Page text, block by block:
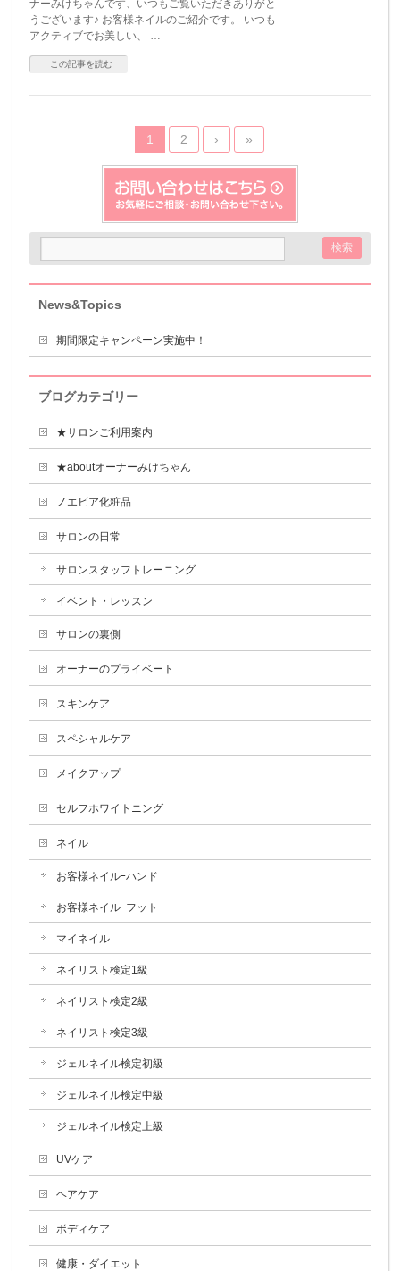
ナーみけちゃんです、いつもご覧いただきありがと
うございます♪ お客様ネイルのご紹介です。 いつも
アクティブでお美しい、 …
この記事を読む
1 2 › »
News&Topics
期間限定キャンペーン実施中！
ブログカテゴリー
★サロンご利用案内
★aboutオーナーみけちゃん
ノエビア化粧品
サロンの日常
サロンスタッフトレーニング
イベント・レッスン
サロンの裏側
オーナーのプライベート
スキンケア
スペシャルケア
メイクアップ
セルフホワイトニング
ネイル
お客様ネイルｰハンド
お客様ネイルｰフット
マイネイル
ネイリスト検定1級
ネイリスト検定2級
ネイリスト検定3級
ジェルネイル検定初級
ジェルネイル検定中級
ジェルネイル検定上級
UVケア
ヘアケア
ボディケア
健康・ダイエット